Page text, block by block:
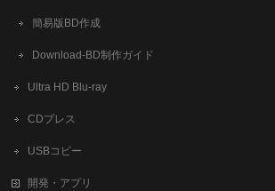
簡易版BD作成
​Download-BD制作ガイド
Ultra HD Blu-ray
CDプレス
USBコピー
開発・アプリ